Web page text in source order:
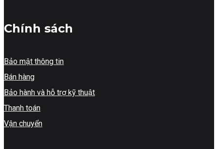
Chính sách
Bảo mật thông tin
Bán hàng
Bảo hành và hỗ trợ kỹ thuật
Thanh toán
Vận chuyển